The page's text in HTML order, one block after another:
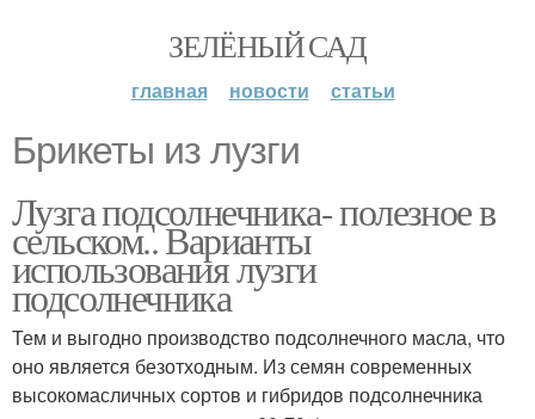
ЗЕЛЁНЫЙ САД
главная новости статьи
Брикеты из лузги
Лузга подсолнечника- полезное в
сельском.. Варианты
использования лузги
подсолнечника
Тем и выгодно производство подсолнечного масла, что
оно является безотходным. Из семян современных
высокомасличных сортов и гибридов подсолнечника